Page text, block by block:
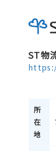
ST物
所
在
地